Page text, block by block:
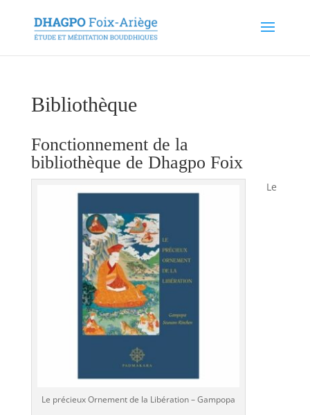
Bibliothèque
Fonctionnement de la
bibliothèque de Dhagpo Foix
Le précieux Ornement de la Libération – Gampopa
Le